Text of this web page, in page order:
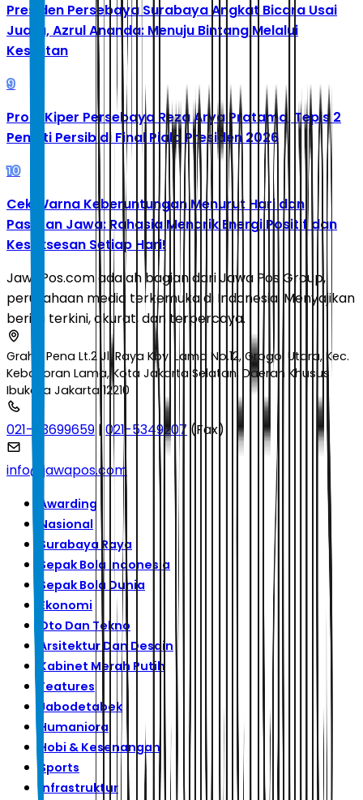
Presiden Persebaya Surabaya Angkat Bicara Usai
Juara, Azrul Ananda: Menuju Bintang Melalui
Kesulitan
9
Profil Kiper Persebaya Reza Arya Pratama, Tepis 2
Penalti Persib di Final Piala Presiden 2026
10
Cek Warna Keberuntungan Menurut Hari dan
Pasaran Jawa: Rahasia Menarik Energi Positif dan
Kesuksesan Setiap Hari!
JawaPos.com adalah bagian dari Jawa Pos Group,
perusahaan media terkemuka di Indonesia. Menyajikan
berita terkini, akurat, dan terpercaya.
Graha Pena Lt.2 Jl. Raya Kby. Lama No.12, Grogol Utara, Kec.
Kebayoran Lama, Kota Jakarta Selatan, Daerah Khusus
Ibukota Jakarta 12210
021-53699659 | 021-5349207 (Fax)
info@jawapos.com
Awarding
Nasional
Surabaya Raya
Sepak Bola Indonesia
Sepak Bola Dunia
Ekonomi
Oto Dan Tekno
Arsitektur Dan Desain
Kabinet Merah Putih
Features
Jabodetabek
Humaniora
Hobi & Kesenangan
Sports
Infrastruktur